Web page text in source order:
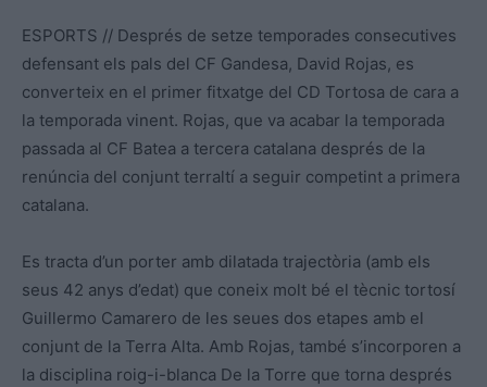
ESPORTS // Després de setze temporades consecutives
defensant els pals del CF Gandesa, David Rojas, es
converteix en el primer fitxatge del CD Tortosa de cara a
la temporada vinent. Rojas, que va acabar la temporada
passada al CF Batea a tercera catalana després de la
renúncia del conjunt terraltí a seguir competint a primera
catalana.
Es tracta d’un porter amb dilatada trajectòria (amb els
seus 42 anys d’edat) que coneix molt bé el tècnic tortosí
Guillermo Camarero de les seues dos etapes amb el
conjunt de la Terra Alta. Amb Rojas, també s’incorporen a
la disciplina roig-i-blanca De la Torre que torna després